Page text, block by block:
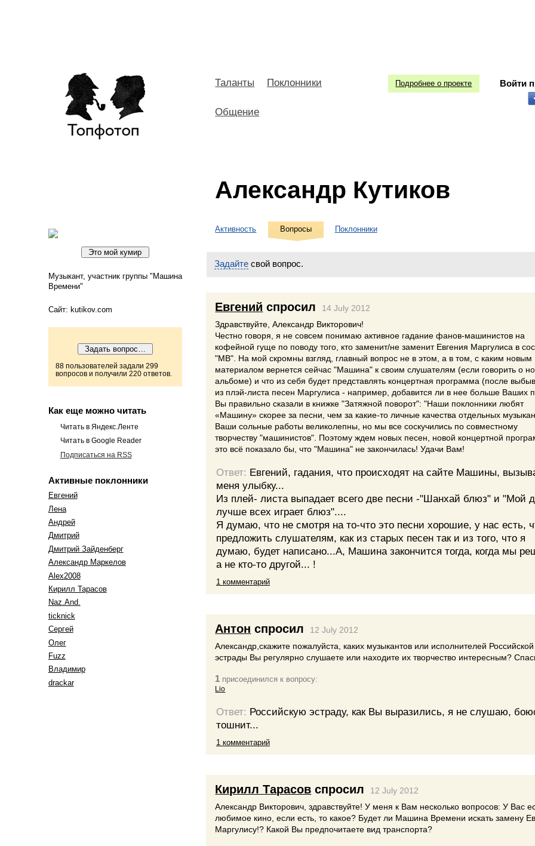
Войти
Подробнее о проекте
Таланты Поклонники
Общение
Александр Кутиков
Музыкант, участник группы "Машина
Времени"
Сайт: kutikov.com
88 пользователей задали 299
вопросов и получили 220 ответов.
Как еще можно читать
Читать в Яндекс.Ленте
Читать в Google Reader
Подписаться на RSS
Активные поклонники
Евгений
Лена
Андрей
Дмитрий
Дмитрий Зайденберг
Александр Маркелов
Alex2008
Кирилл Тарасов
Naz.And.
ticknick
Сергей
Олег
Fuzz
Владимир
drackar
Активность Вопросы Поклонники
Задайте свой вопрос.
Евгений спросил
14 July 2012
Здравствуйте, Александр Викторович!
Честно говоря, я не совсем понимаю активное гадание фанов-машинистов на
кофейной гуще по поводу того, кто заменит/не заменит Евгения Маргулиса в
"МВ". На мой скромны взгляд, главный вопрос не в этом, а в том, с каким новым
материалом вернется сейчас "Машина" к своим слушателям (если говорить о
альбоме) и что из себя будет представлять концертная программа (после
из плэй-листа песен Маргулиса - например, добавится ли в нее больше Ваших
Вы правильно сказали в книжке "Затяжной поворот": "Наши поклонники любят
«Машину» скорее за песни, чем за какие-то личные качества отдельных
Ваши сольные работы великолепны, но мы все соскучились по совместному
творчеству "машинистов". Поэтому ждем новых песен, новой концертной
это всё показало бы, что "Машина" не закончилась! Удачи Вам!
Ответ: Евгений, гадания, что происходят на сайте Машины,
меня улыбку...
Из плей- листа выпадает всего две песни -"Шанхай блюз" и "Мой
лучше всех играет блюз"....
Я думаю, что не смотря на то-что это песни хорошие, у нас есть,
предложить слушателям, как из старых песен так и из того, что я
думаю, будет написано...А, Машина закончится тогда, когда мы
а не кто-то другой... !
1 комментарий
Антон спросил
12 July 2012
Александр,скажите пожалуйста, каких музыкантов или исполнителей Российской
эстрады Вы регулярно слушаете или находите их творчество интересным?
1 присоединился к вопросу:
Lio
Ответ: Российскую эстраду, как Вы выразились, я не слушаю,
тошнит...
1 комментарий
Кирилл Тарасов спросил
12 July 2012
Александр Викторович, здравствуйте! У меня к Вам несколько вопросов: У Вас
любимое кино, если есть, то какое? Будет ли Машина Времени искать замену
Маргулису!? Какой Вы предпочитаете вид транспорта?